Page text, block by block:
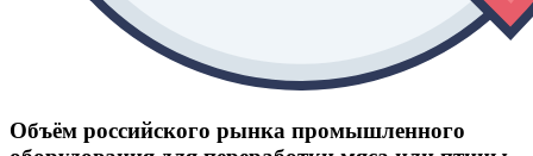
Объём российского рынка промышленного